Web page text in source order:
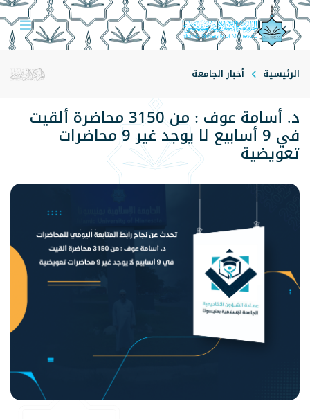
الرئيسية أخبار الجامعة
د. أسامة عوف : من 3150 محاضرة ألقيت
في 9 أسابيع لا يوجد غير 9 محاضرات
تعويضية